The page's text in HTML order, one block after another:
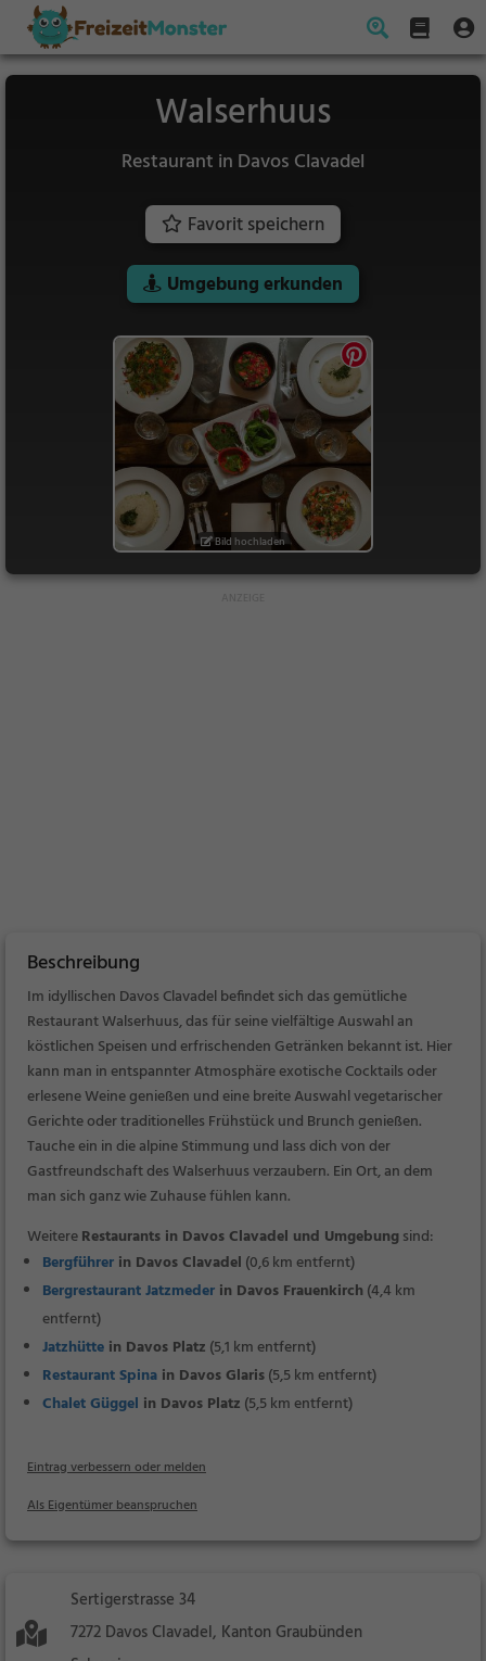
Walserhuus
Restaurant in Davos Clavadel
Favorit speichern
Umgebung erkunden
Bild hochladen
Beschreibung
Im idyllischen Davos Clavadel befindet sich das gemütliche
Restaurant Walserhuus, das für seine vielfältige Auswahl an
köstlichen Speisen und erfrischenden Getränken bekannt ist. Hier
kann man in entspannter Atmosphäre exotische Cocktails oder
erlesene Weine genießen und eine breite Auswahl vegetarischer
Gerichte oder traditionelles Frühstück und Brunch genießen.
Tauche ein in die alpine Stimmung und lass dich von der
Gastfreundschaft des Walserhuus verzaubern. Ein Ort, an dem
man sich ganz wie Zuhause fühlen kann.
WeitereRestaurants in Davos Clavadel und Umgebungsind:
Bergführer in Davos Clavadel (0,6 km entfernt)
Bergrestaurant Jatzmeder in Davos Frauenkirch (4,4 km
entfernt)
Jatzhütte in Davos Platz (5,1 km entfernt)
Restaurant Spina in Davos Glaris(5,5 km entfernt)
Chalet Güggel in Davos Platz (5,5 km entfernt)
Eintrag verbessern oder melden
Als Eigentümer beanspruchen
Sertigerstrasse 34
7272 Davos Clavadel, Kanton Graubünden